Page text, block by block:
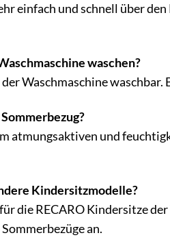
einfach und schnell über
waschen?
Waschmaschine
atmungsaktiven und
Kindersitzmodelle?
die RECARO Kindersitze
an.